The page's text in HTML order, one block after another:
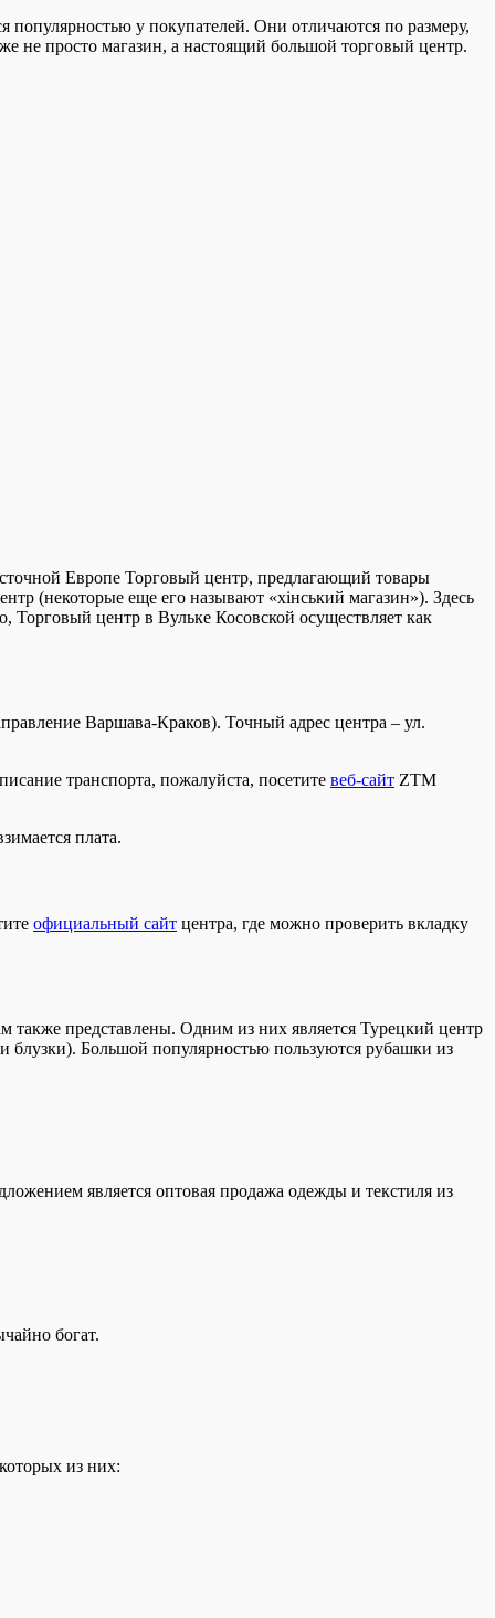
популярностью у покупателей. Они отличаются по размеру,
не просто магазин, а настоящий большой торговый центр.
Европе Торговый центр, предлагающий товары
(некоторые еще его называют «хінський магазин»). Здесь
центр в Вульке Косовской осуществляет как
Варшава-Краков). Точный адрес центра – ул.
транспорта, пожалуйста, посетите веб-сайт ZTM
плата.
официальный сайт центра, где можно проверить вкладку
также представлены. Одним из них является Турецкий центр
Большой популярностью пользуются рубашки из
является оптовая продажа одежды и текстиля из
богат.
из них: